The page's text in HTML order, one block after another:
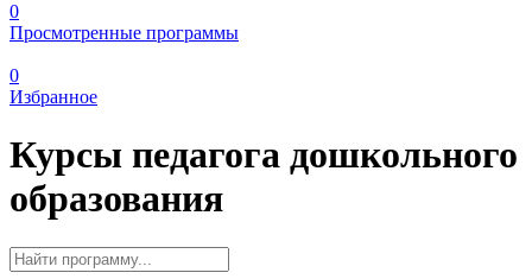
0
Просмотренные программы
0
Избранное
Курсы педагога дошкольного
образования